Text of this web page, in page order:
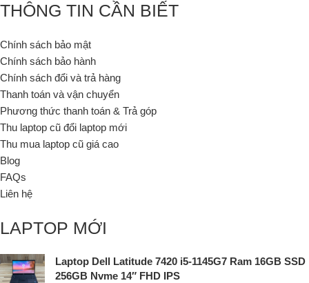
THÔNG TIN CẦN BIẾT
Chính sách bảo mật
Chính sách bảo hành
Chính sách đổi và trả hàng
Thanh toán và vận chuyển
Phương thức thanh toán & Trả góp
Thu laptop cũ đổi laptop mới
Thu mua laptop cũ giá cao
Blog
FAQs
Liên hệ
LAPTOP MỚI
Laptop Dell Latitude 7420 i5-1145G7 Ram 16GB SSD
256GB Nvme 14″ FHD IPS